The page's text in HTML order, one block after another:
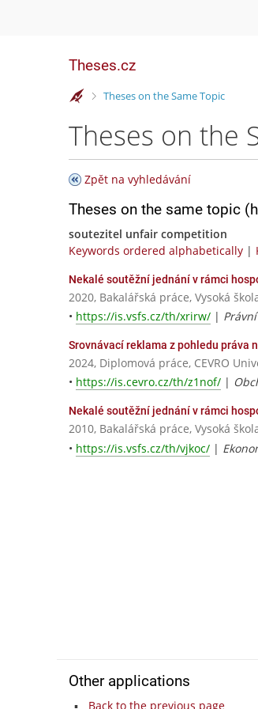
Theses.cz
>
Theses on the Same Topic
Theses on the
Zpět na vyhledávání
Theses on the same topic
soutezitel unfair competition
Keywords ordered alphabetically |
Nekalé soutěžní jednání v rámci
2020, Bakalářská práce, Vysoká
• https://is.vsfs.cz/th/xrirw/ |
Srovnávací reklama z pohledu práva
2024, Diplomová práce, CEVRO
• https://is.cevro.cz/th/z1nof/ |
Nekalé soutěžní jednání v rámci
2010, Bakalářská práce, Vysoká
• https://is.vsfs.cz/th/vjkoc/ |
Other applications
Back to the previous page